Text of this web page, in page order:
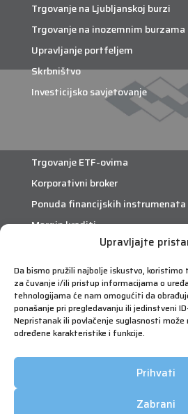
Upravljajte
Da bismo pružili najbolje iskustvo,
za čuvanje i/ili pristup informacijama o
tehnologijama će nam omogućiti da
ponašanje pri pregledavanju ili jedinstveni
Nepristanak ili povlačenje suglasnosti
određene karakteristike i funkcije.
Prihvati
Zabrani
Trgovanje na Ljubljanskoj burzi
Trgovanje na inozemnim burzama
Upravljanje portfeljem
Skrbništvo
Investicijsko savjetovanje
Trgovanje ETF-ovima
Korporativni broker
Ponuda financijskih
Margin krediti
eTrade
Što je eTrade?
eTrade